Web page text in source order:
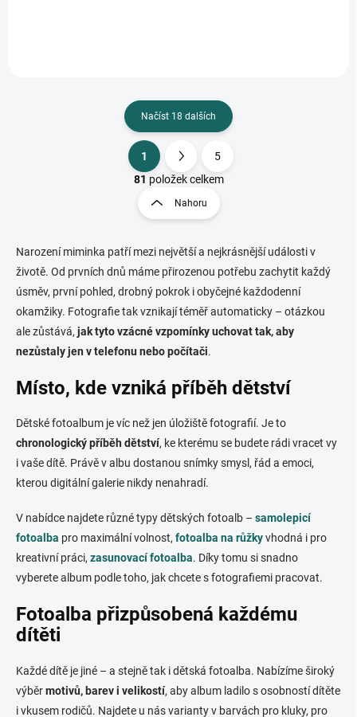
O
v
á
d
c
í
p
r
v
k
y
v
p
s
u
Načíst 18 dalších
S
t
r
á
k
o
v
á
n
í
1
5
81 položek celkem
Nahoru
Narození miminka patří mezi největší a nejkrásnější události v
životě. Od prvních dnů máme přirozenou potřebu zachytit každý
úsměv, první pohled, drobný pokrok i obyčejné každodenní
okamžiky. Fotografie tak vznikají téměř automaticky – otázkou
ale zůstává, jak tyto vzácné vzpomínky uchovat tak, aby
nezůstaly jen v telefonu nebo počítači.
Místo, kde vzniká příběh dětství
Dětské fotoalbum je víc než jen úložiště fotografií. Je to
chronologický příběh dětství, ke kterému se budete rádi vracet vy
i vaše dítě. Právě v albu dostanou snímky smysl, řád a emoci,
kterou digitální galerie nikdy nenahradí.
V nabídce najdete různé typy dětských fotoalb – samolepicí
fotoalba pro maximální volnost, fotoalba na růžkyvhodná i pro
kreativní práci, zasunovací fotoalba. Díky tomu si snadno
vyberete album podle toho, jak chcete s fotografiemi pracovat.
Fotoalba přizpůsobená každému
dítěti
Každé dítě je jiné – a stejně tak i dětská fotoalba. Nabízíme široký
výběrmotivů, barev i velikostí, aby album ladilo s osobností dítěte
i vkusem rodičů. Najdete u nás varianty v barvách pro kluky, pro